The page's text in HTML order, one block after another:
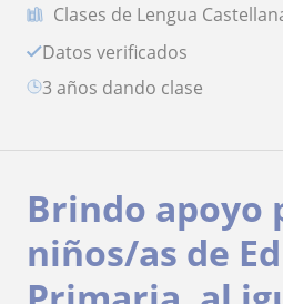
Clases de Lengua
Datos verificados
3 años dando clase
Brindo apoyo
niños/as de